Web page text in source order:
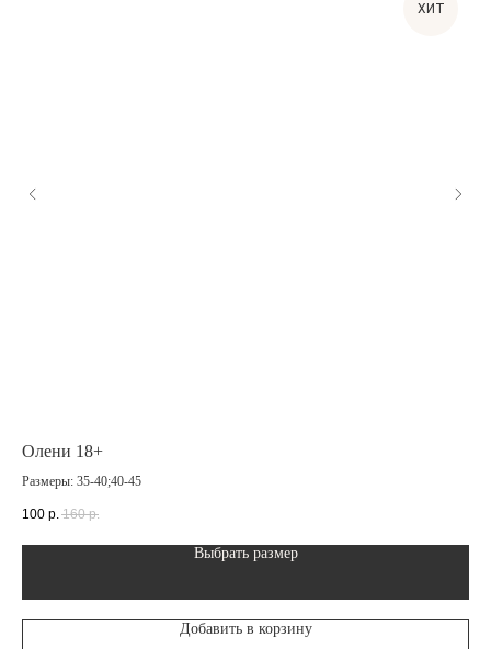
ХИТ
Олени 18+
Размеры: 35-40;40-45
100 р. 160 р.
Выбрать размер
Добавить в корзину